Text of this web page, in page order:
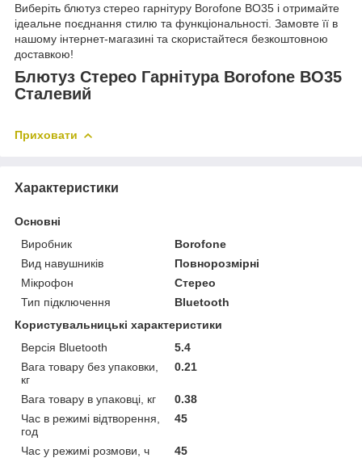
Виберіть блютуз стерео гарнітуру Borofone BO35 і отримайте
ідеальне поєднання стилю та функціональності. Замовте її в
нашому інтернет-магазині та скористайтеся безкоштовною
доставкою!
Блютуз Стерео Гарнітура Borofone BO35
Сталевий
Приховати
Характеристики
Основні
Виробник
Borofone
Вид навушників
Повнорозмірні
Мікрофон
Стерео
Тип підключення
Bluetooth
Користувальницькі характеристики
Версія Bluetooth
5.4
Вага товару без упаковки,
кг
0.21
Вага товару в упаковці, кг
0.38
Час в режимі відтворення,
год
45
Час у режимі розмови, ч
45